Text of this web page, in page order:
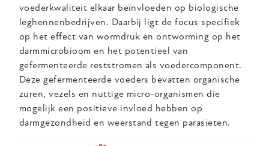
voederkwaliteit elkaar beïnvloeden op biologische
leghennenbedrijven. Daarbij ligt de focus specifiek
op het effect van wormdruk en ontworming op het
darmmicrobioom en het potentieel van
gefermenteerde reststromen als voedercomponent.
Deze gefermenteerde voeders bevatten organische
zuren, vezels en nuttige micro-organismen die
mogelijk een positieve invloed hebben op
darmgezondheid en weerstand tegen parasieten.